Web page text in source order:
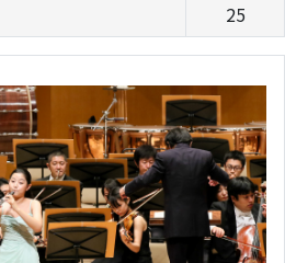
25